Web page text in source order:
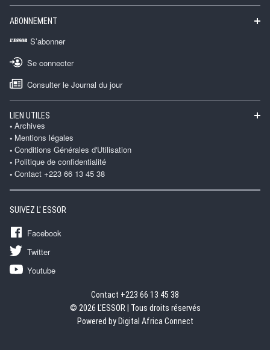
ABONNEMENT
S’abonner
Se connecter
Consulter le Journal du jour
LIEN UTILES
Archives
Mentions légales
Conditions Générales d'Utilisation
Politique de confidentialité
Contact +223 66 13 45 38
SUIVEZ L' ESSOR
Facebook
Twitter
Youtube
Contact +223 66 13 45 38
© 2026 L'ESSOR | Tous droits réservés
Powered by Digital Africa Connect